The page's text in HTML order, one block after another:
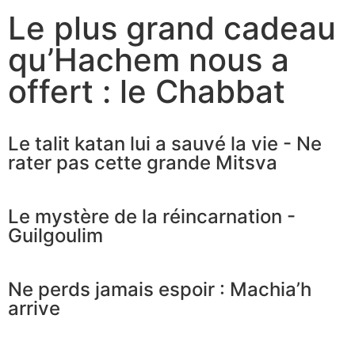
Le plus grand cadeau
qu’Hachem nous a
offert : le Chabbat
Le talit katan lui a sauvé la vie - Ne
rater pas cette grande Mitsva
Le mystère de la réincarnation -
Guilgoulim
Ne perds jamais espoir : Machia’h
arrive